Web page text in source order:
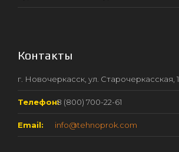
Контакты
г. Новочеркасск, ул. Старочеркасская, 1
Телефон:8 (800) 700-22-61
Email: info@tehnoprok.com